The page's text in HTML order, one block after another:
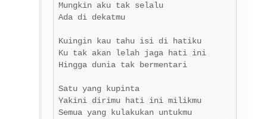
Mungkin aku tak selalu
Ada di dekatmu
Kuingin kau tahu isi di hatiku
Ku tak akan lelah jaga hati ini
Hingga dunia tak bermentari
Satu yang kupinta
Yakini dirimu hati ini milikmu
Semua yang kulakukan untukmu